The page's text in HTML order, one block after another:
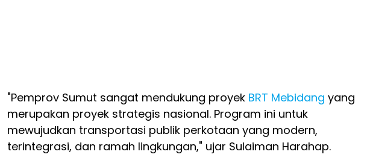
"Pemprov Sumut sangat mendukung proyek BRT Mebidang yang
merupakan proyek strategis nasional. Program ini untuk
mewujudkan transportasi publik perkotaan yang modern,
terintegrasi, dan ramah lingkungan," ujar Sulaiman Harahap.